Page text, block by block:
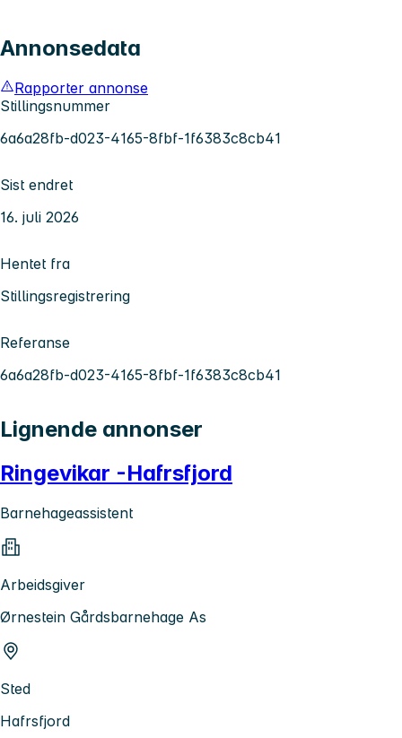
Annonsedata
Rapporter annonse
Stillingsnummer
6a6a28fb-d023-4165-8fbf-1f6383c8cb41
Sist endret
16. juli 2026
Hentet fra
Stillingsregistrering
Referanse
6a6a28fb-d023-4165-8fbf-1f6383c8cb41
Lignende annonser
Ringevikar -Hafrsfjord
Barnehageassistent
Arbeidsgiver
Ørnestein Gårdsbarnehage As
Sted
Hafrsfjord